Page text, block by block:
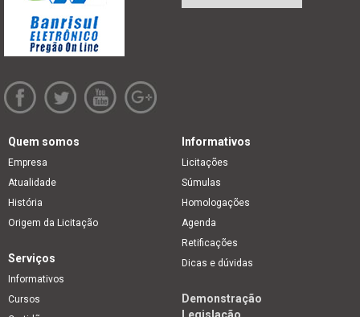
Quem somos
Empresa
Atualidade
História
Origem da Licitação
Informativos
Licitações
Súmulas
Homologações
Agenda
Retificações
Dicas e dúvidas
Serviços
Informativos
Cursos
Demonstração